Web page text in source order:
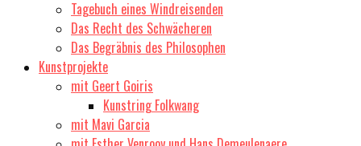
Tagebuch eines Windreisenden
Das Recht des Schwächeren
Das Begräbnis des Philosophen
Kunstprojekte
mit Geert Goiris
Kunstring Folkwang
mit Mavi Garcia